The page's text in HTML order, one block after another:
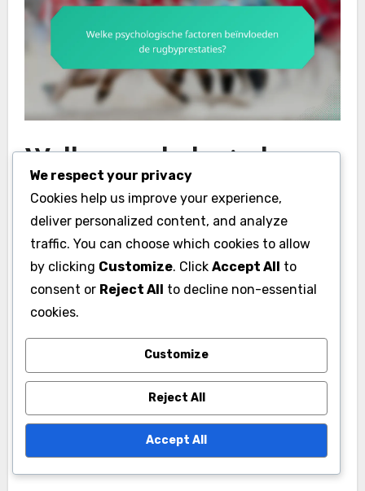
Welke psychologische
factoren beïnvloeden de
rugbyprestaties?
Psychologische factoren zoals
stressmanagement, motivatie en doelstelling
hebben een aanzienlijke impact op de
rugbyprestaties. Deze elementen kunnen de
focus, veerkracht en algehele effectiviteit van
een speler op het veld verbeteren.
Stressmanagement
technieken
We respect your privacy
Cookies help us improve your experience,
deliver personalized content, and analyze
traffic. You can choose which cookies to allow
by clicking Customize. Click Accept All to
consent or Reject All to decline non-essential
cookies.
Customize
Reject All
Accept All